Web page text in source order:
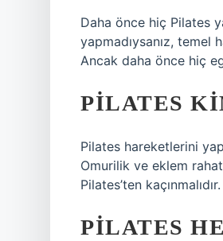
Daha önce hiç Pilates
yapmadıysanız,
Ancak daha önce hiç
PILATES
Pilates hareketlerini
Omurilik ve eklem
Pilates’ten
PILATES